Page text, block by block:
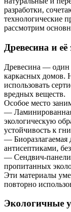
разработки,
технологические
рассмотрим
Древесина и
Древесина — один
каркасных домов.
использовать
вредных веществ.
Особое место
— Ламинированная
экологическую
устойчивость к
— Биоразлагаемая
антисептиками,
— Сендвич-панели
пропитанных
Эти материалы
повторно
Экологичные